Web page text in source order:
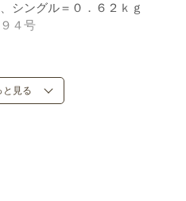
シングル＝０．６２ｋｇ
４号
と見る